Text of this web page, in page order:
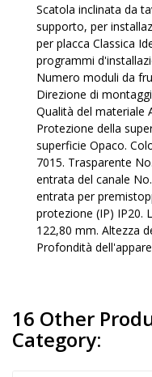
Scatola inclinata da
supporto, per
per placca Classica
programmi
Numero moduli da
Direzione di
Qualità del materiale
Protezione della
superficie Opaco.
7015. Trasparente
entrata del canale
entrata per
protezione (IP) IP20.
122,80 mm. Altezza
Profondità
16 Other
Category: